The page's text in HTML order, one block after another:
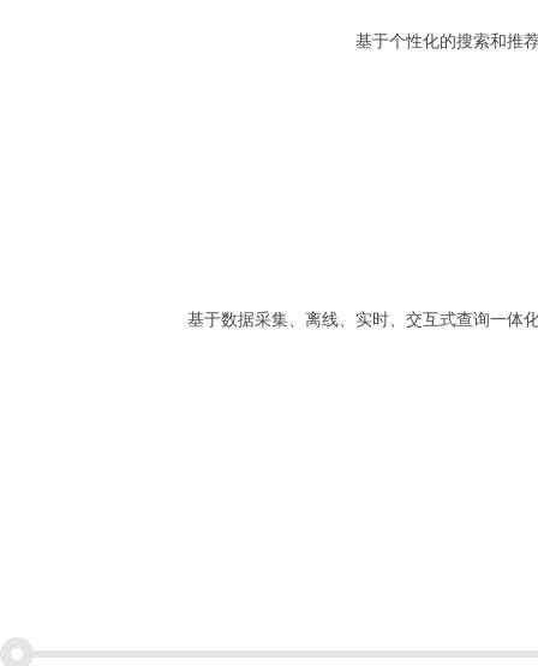
基于个性化的搜索和推
基于数据采集、离线、实时、交互式查询一体